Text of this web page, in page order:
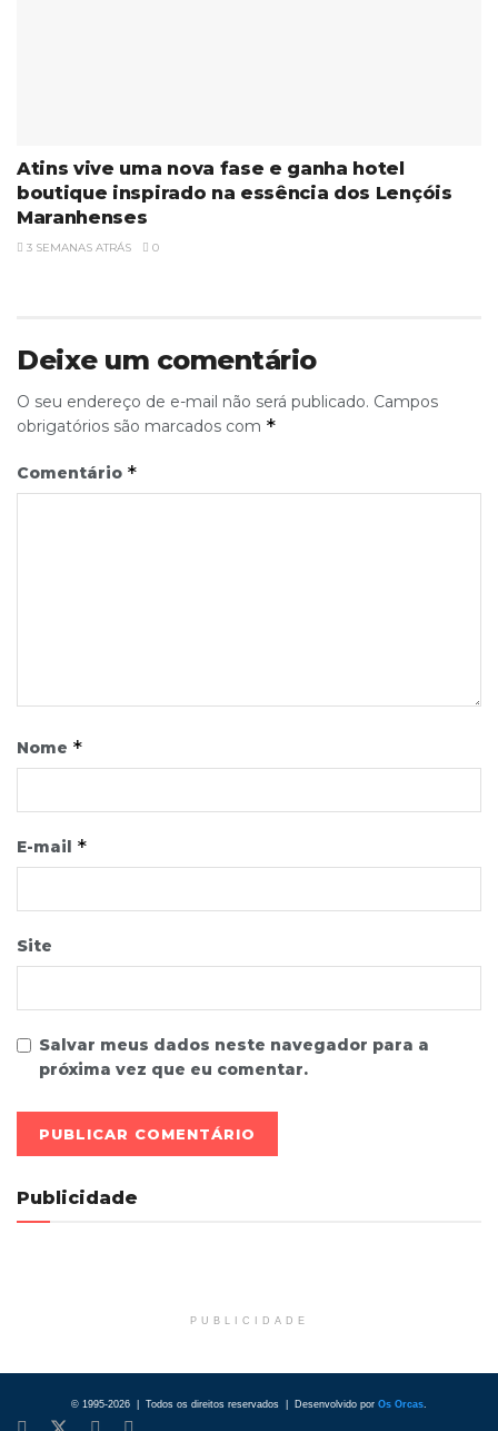
Atins vive uma nova fase e ganha hotel
boutique inspirado na essência dos Lençóis
Maranhenses
3 SEMANAS ATRÁS 0
Deixe um comentário
O seu endereço de e-mail não será publicado. Campos
obrigatórios são marcados com *
Comentário *
Nome *
E-mail *
Site
Salvar meus dados neste navegador para a
próxima vez que eu comentar.
Publicidade
PUBLICIDADE
© 1995-2026 | Todos os direitos reservados | Desenvolvido por Os Orcas